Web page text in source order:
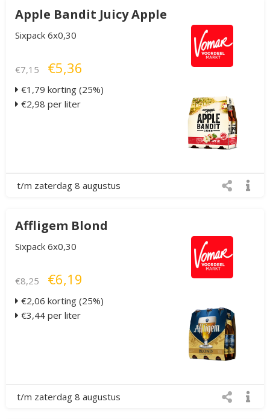
Apple Bandit Juicy Apple
Sixpack 6x0,30
€7,15 €5,36
€1,79 korting (25%)
€2,98 per liter
t/m zaterdag 8 augustus
Affligem Blond
Sixpack 6x0,30
€8,25 €6,19
€2,06 korting (25%)
€3,44 per liter
t/m zaterdag 8 augustus